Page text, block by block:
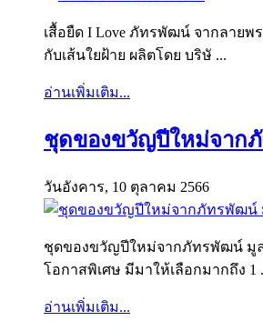
เสื้อยืด I Love ภัทรพัฒน์ จากลายพ
กับเส้นใยฝ้าย ผลิตโดย บริษั ...
อ่านเพิ่มเติม...
ชุดของขวัญปีใหม่จากภั
วันอังคาร, 10 ตุลาคม 2566
ชุดของขวัญปีใหม่จากภัทรพัฒน์ มูล
โอกาสพิเศษ มีมาให้เลือกมากถึง 1
อ่านเพิ่มเติม...